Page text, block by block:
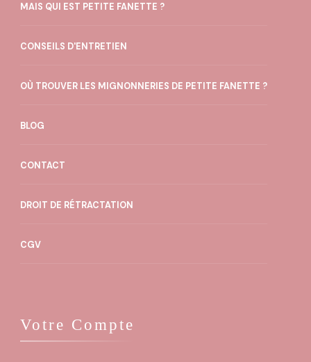
MAIS QUI EST PETITE FANETTE ?
CONSEILS D'ENTRETIEN
OÙ TROUVER LES MIGNONNERIES DE PETITE FANETTE ?
BLOG
CONTACT
DROIT DE RÉTRACTATION
CGV
Votre Compte